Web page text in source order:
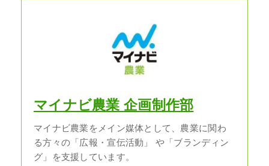
マイナビ農業 企画制作部
マイナビ農業をメイン媒体として、農業に関わ
る方々の「広報・宣伝活動」 や「ブランディン
グ」を支援しています。